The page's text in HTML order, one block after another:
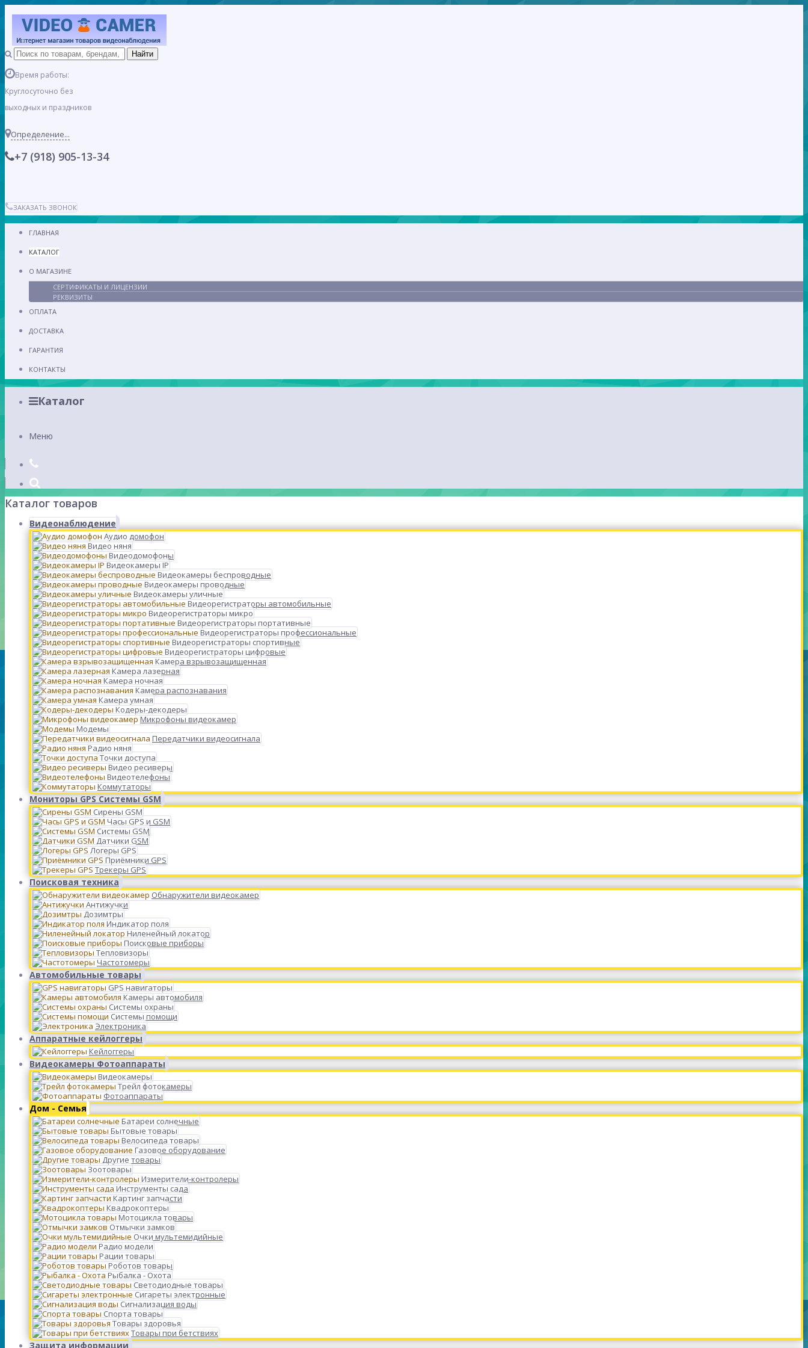
Время работы:
Круглосуточно без
выходных и праздников
Определение...
+7 (918) 905-13-34
ЗАКАЗАТЬ ЗВОНОК
ГЛАВНАЯ
КАТАЛОГ
О МАГАЗИНЕ
СЕРТИФИКАТЫ И ЛИЦЕНЗИИ
РЕКВИЗИТЫ
ОПЛАТА
ДОСТАВКА
ГАРАНТИЯ
КОНТАКТЫ
Каталог
Меню
Каталог товаров
Видеонаблюдение
Аудио домофон
Видео няня
Видеодомофоны
Видеокамеры IP
Видеокамеры беспроводные
Видеокамеры проводные
Видеокамеры уличные
Видеорегистраторы автомобильные
Видеорегистраторы микро
Видеорегистраторы портативные
Видеорегистраторы профессиональные
Видеорегистраторы спортивные
Видеорегистраторы цифровые
Камера взрывозащищенная
Камера лазерная
Камера ночная
Камера распознавания
Камера умная
Кодеры-декодеры
Микрофоны видеокамер
Модемы
Передатчики видеосигнала
Радио няня
Точки доступа
Видео ресиверы
Видеотелефоны
Коммутаторы
Мониторы GPS Системы GSM
Сирены GSM
Часы GPS и GSM
Системы GSM
Датчики GSM
Логеры GPS
Приёмники GPS
Трекеры GPS
Поисковая техника
Обнаружители видеокамер
Антижучки
Дозимтры
Индикатор поля
Ниленейный локатор
Поисковые приборы
Тепловизоры
Частотомеры
Автомобильные товары
GPS навигаторы
Камеры автомобиля
Системы охраны
Системы помощи
Электроника
Аппаратные кейлоггеры
Кейлоггеры
Видеокамеры Фотоаппараты
Видеокамеры
Трейл фотокамеры
Фотоаппараты
Дом - Семья
Батареи солнечные
Бытовые товары
Велосипеда товары
Газовое оборудование
Другие товары
Зоотовары
Измерители-контролеры
Инструменты сада
Картинг запчасти
Квадрокоптеры
Мотоцикла товары
Отмычки замков
Очки мультемидийные
Радио модели
Рации товары
Роботов товары
Рыбалка - Охота
Светодиодные товары
Сигареты электронные
Сигнализация воды
Спорта товары
Товары здоровья
Товары при бетствиях
Защита информации